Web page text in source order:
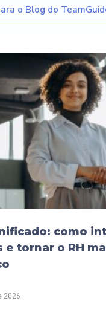
o Blog do
como
e tornar o RH
2026